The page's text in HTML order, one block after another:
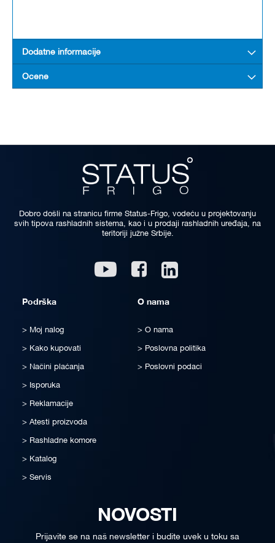
Dodatne informacije
Ocene
Dobro došli na stranicu firme Status-Frigo, vodeću u projektovanju
svih tipova rashladnih sistema, kao i u prodaji rashladnih uređaja, na
teritoriji južne Srbije.
Youtube Facebook
Podrška
Moj nalog
Kako kupovati
Načini plaćanja
Isporuka
Reklamacije
Atesti proizvoda
Rashladne komore
Katalog
Servis
O nama
O nama
Poslovna politika
Poslovni podaci
NOVOSTI
Prijavite se na naš newsletter i budite uvek u toku sa